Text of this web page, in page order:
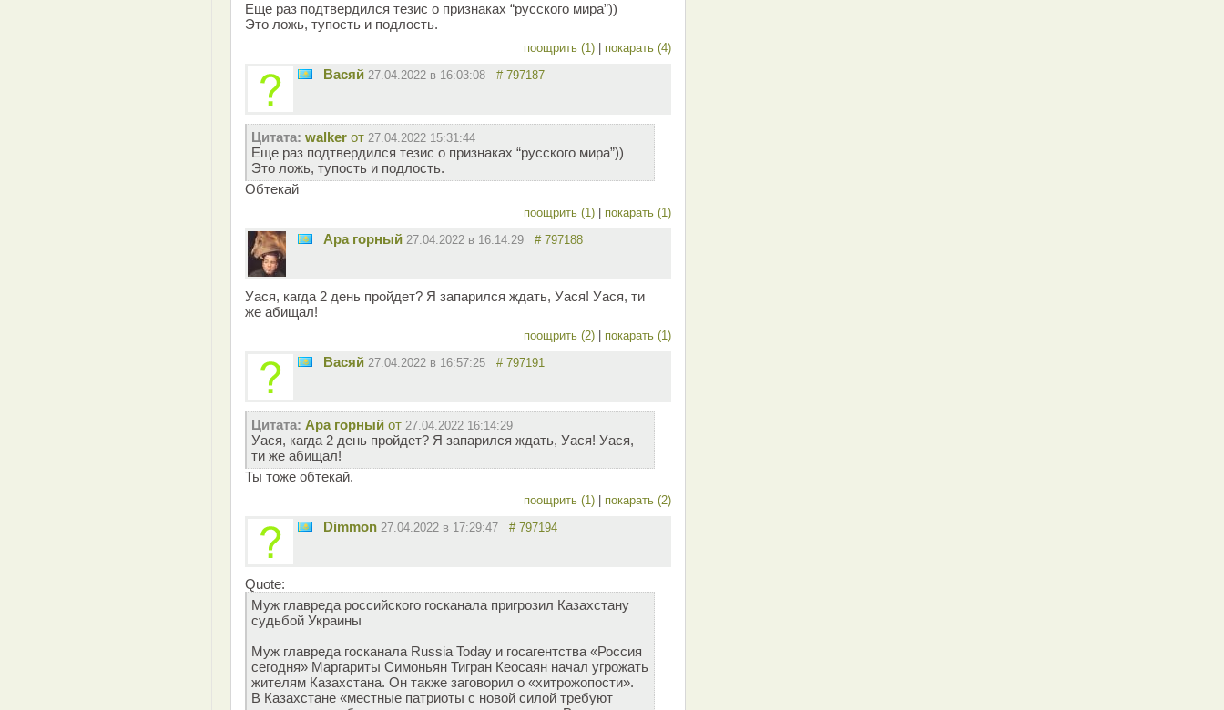
Еще раз подтвердился тезис о признаках “русского мира”))
Это ложь, тупость и подлость.
поощрить (1) покарать (4)
Васяй 27.04.2022 в 16:03:08 # 797187
Цитата: walker от 27.04.2022 15:31:44
Еще раз подтвердился тезис о признаках “русского мира”))
Это ложь, тупость и подлость.
Обтекай
поощрить (1) покарать (1)
Ара горный 27.04.2022 в 16:14:29 # 797188
Уася, кагда 2 день пройдет? Я запарился ждать, Уася! Уася, ти
же абищал!
поощрить (2) покарать (1)
Васяй 27.04.2022 в 16:57:25 # 797191
Цитата: Ара горный от 27.04.2022 16:14:29
Уася, кагда 2 день пройдет? Я запарился ждать, Уася! Уася,
ти же абищал!
Ты тоже обтекай.
поощрить (1) покарать (2)
Dimmon 27.04.2022 в 17:29:47 # 797194
Quote:
Муж главреда российского госканала пригрозил Казахстану
судьбой Украины
Муж главреда госканала Russia Today и госагентства «Россия
сегодня» Маргариты Симоньян Тигран Кеосаян начал угрожать
жителям Казахстана. Он также заговорил о «хитрожопости».
В Казахстане «местные патриоты с новой силой требуют